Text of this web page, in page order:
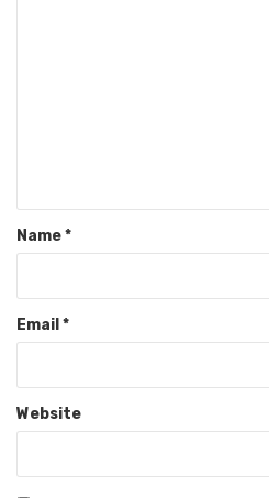
Name*
Email *
Website